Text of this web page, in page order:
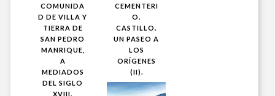
COMUNIDA
D DE VILLA Y
TIERRA DE
SAN PEDRO
MANRIQUE,
A
MEDIADOS
DEL SIGLO
XVIII.
CEMENTERI
O.
CASTILLO.
UN PASEO A
LOS
ORÍGENES
(II).